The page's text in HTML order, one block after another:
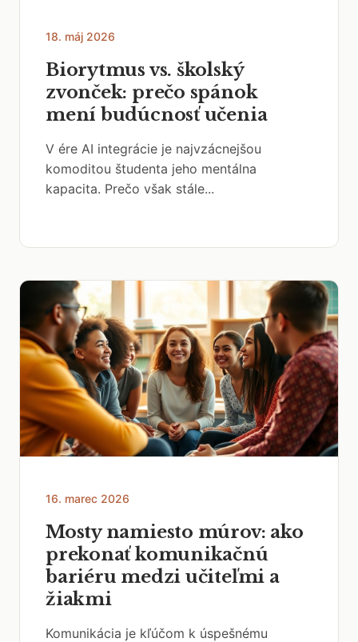
18. máj 2026
Biorytmus vs. školský
zvonček: prečo spánok
mení budúcnosť učenia
V ére AI integrácie je najvzácnejšou
komoditou študenta jeho mentálna
kapacita. Prečo však stále...
16. marec 2026
Mosty namiesto múrov: ako
prekonať komunikačnú
bariéru medzi učiteľmi a
žiakmi
Komunikácia je kľúčom k úspešnému